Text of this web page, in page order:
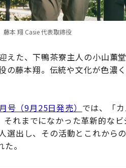
藤本 翔 Casie 代表取締役
えた、下鴨茶寮主人の小山薫
の藤本翔。伝統や文化が色濃
号（9月25日発売） では、「
それまでになかった革新的な
選出し、その活動とこれから
。